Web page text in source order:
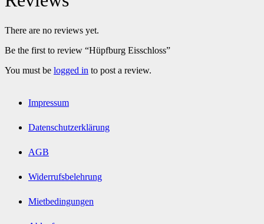
There are no reviews yet.
Be the first to review “Hüpfburg Eisschloss”
You must be logged in to post a review.
Impressum
Datenschutzerklärung
AGB
Widerrufsbelehrung
Mietbedingungen